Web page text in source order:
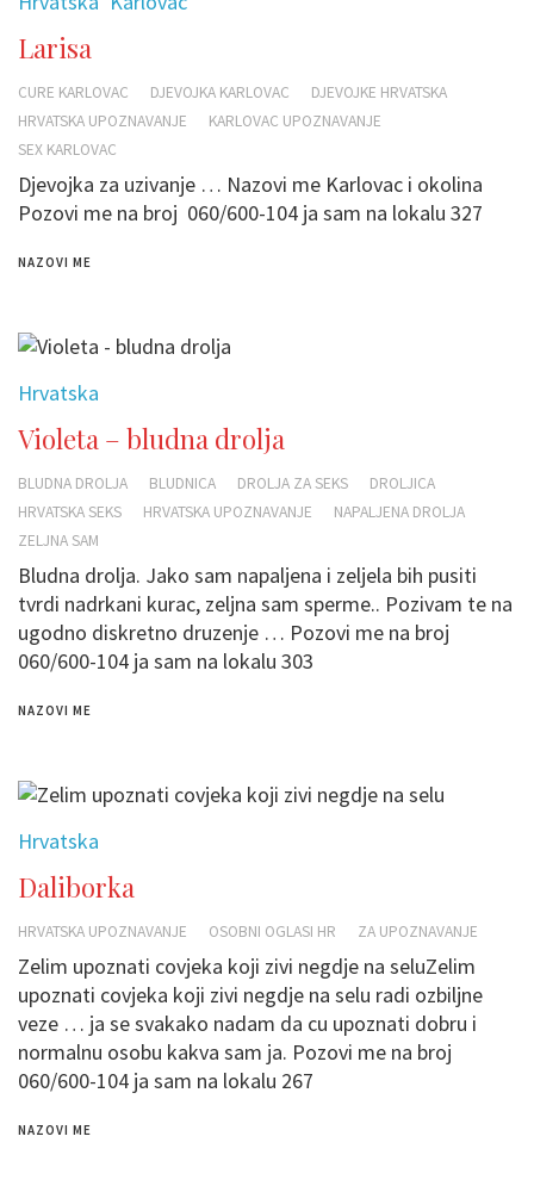
Larisa
CURE KARLOVAC DJEVOJKA KARLOVAC
DJEVOJKE HRVATSKA
HRVATSKA UPOZNAVANJE
KARLOVAC UPOZNAVANJE
SEX KARLOVAC
Djevojka za uzivanje … Nazovi me Karlovac i okolina
Pozovi me na broj 060/600-104 ja sam na lokalu 327
NAZOVI ME
Hrvatska
Violeta – bludna drolja
BLUDNA DROLJA BLUDNICA DROLJA ZA SEKS
DROLJICA
HRVATSKA SEKS
HRVATSKA UPOZNAVANJE
NAPALJENA DROLJA
ZELJNA SAM
Bludna drolja. Jako sam napaljena i zeljela bih pusiti
tvrdi nadrkani kurac, zeljna sam sperme.. Pozivam te na
ugodno diskretno druzenje … Pozovi me na broj
060/600-104 ja sam na lokalu 303
NAZOVI ME
Hrvatska
Daliborka
HRVATSKA UPOZNAVANJE OSOBNI OGLASI HR ZA UPOZNAVANJE
Zelim upoznati covjeka koji zivi negdje na seluZelim
upoznati covjeka koji zivi negdje na selu radi ozbiljne
veze … ja se svakako nadam da cu upoznati dobru i
normalnu osobu kakva sam ja. Pozovi me na broj
060/600-104 ja sam na lokalu 267
NAZOVI ME